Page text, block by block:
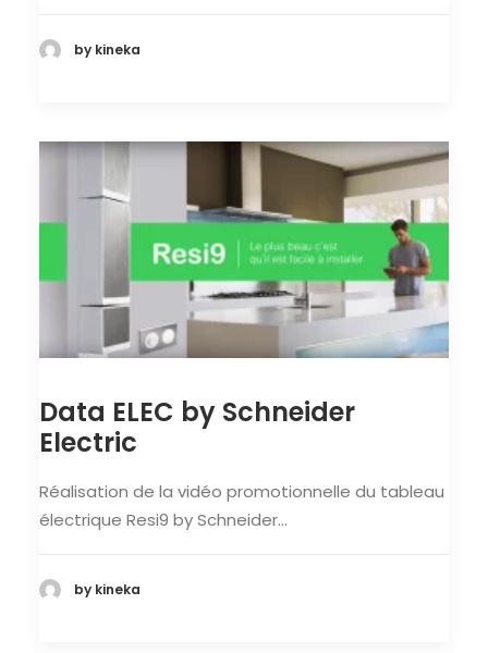
by kineka
Data ELEC by Schneider
Electric
Réalisation de la vidéo promotionnelle du tableau
électrique Resi9 by Schneider…
by kineka